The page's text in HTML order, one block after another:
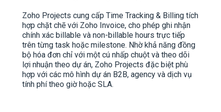
Zoho Projects cung cấp Time Tracking & Billing tích
hợp chặt chẽ với Zoho Invoice, cho phép ghi nhận
chính xác billable và non-billable hours trực tiếp
trên từng task hoặc milestone. Nhờ khả năng đồng
bộ hóa đơn chỉ với một cú nhấp chuột và theo dõi
lợi nhuận theo dự án, Zoho Projects đặc biệt phù
hợp với các mô hình dự án B2B, agency và dịch vụ
tính phí theo giờ hoặc SLA.